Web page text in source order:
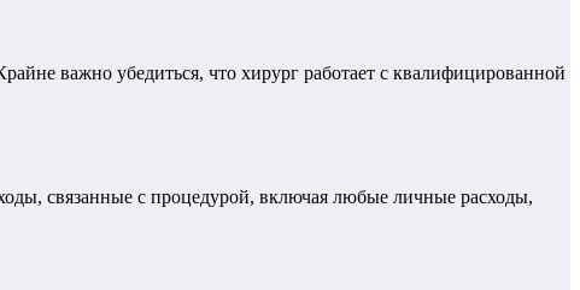
важно убедиться, что хирург работает с квалифицированной
связанные с процедурой, включая любые личные расходы,